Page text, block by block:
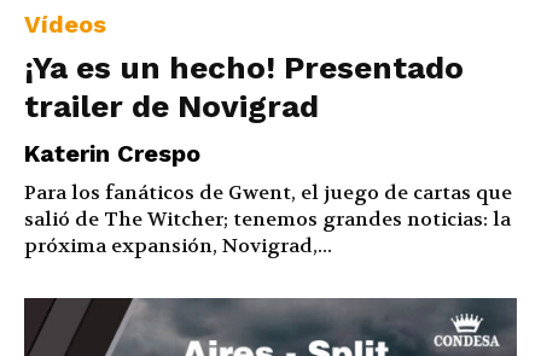
Vídeos
¡Ya es un hecho! Presentado
trailer de Novigrad
Katerin Crespo
Para los fanáticos de Gwent, el juego de cartas que
salió de The Witcher; tenemos grandes noticias: la
próxima expansión, Novigrad,...